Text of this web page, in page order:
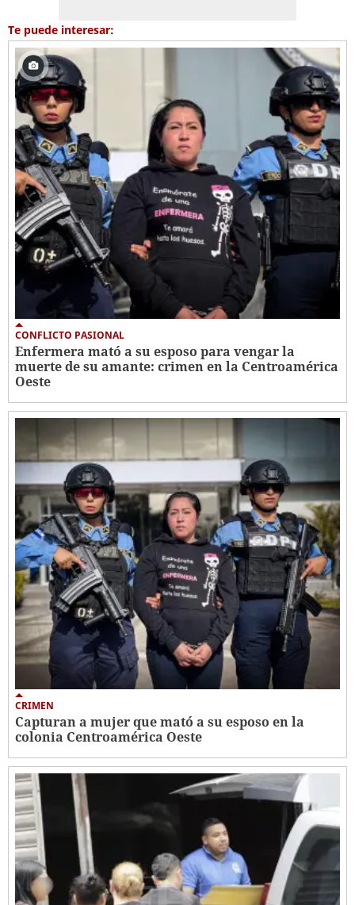
Te puede interesar:
CONFLICTO PASIONAL
Enfermera mató a su esposo para vengar la
muerte de su amante: crimen en la Centroamérica
Oeste
CRIMEN
Capturan a mujer que mató a su esposo en la
colonia Centroamérica Oeste